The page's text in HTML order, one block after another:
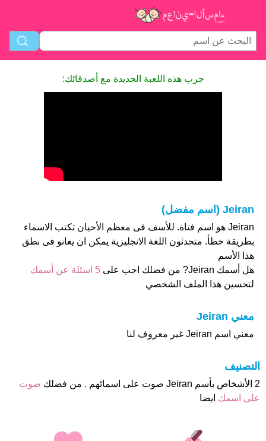
جرب هذه اللعبة الجديدة مع أصدقائك:
Jeiran (اسم مفضل)
Jeiran هو اسم فتاة. للأسف فى معظم الأحيان تكتب الاسماء
بطريقة خطأ. متحدثون اللغة الانجليزية يمكن ان يعانو فى نطق
هذا الأسم
هل أسمك Jeiran? من فضلك اجب على
5 اسئلة عن أسمك
لتحسين هذا الملف الشخصي
معني Jeiran
معني اسم Jeiran غير معروف لنا
التصنيف
2 الأشخاص بأسم Jeiran صوت على اسمائهم . من فضلك
صوت
على اسمك ايضا